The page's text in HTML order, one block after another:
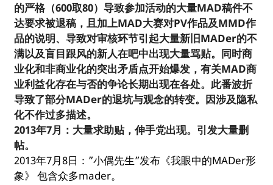
的严格（600取80）导致参加活动的大量MAD稿件不
达要求被退稿，且加上MAD大赛对PV作品及MMD作
品的说明、导致对审核环节引起大量新旧MADer的不
满以及盲目跟风的新人在吧中出现大量骂贴。同时商
业化和非商业化的突出矛盾点开始爆发，有关MAD商
业利益化存在与否的争论长期出现在各处。此番波折
导致了部分MADer的退坑与观念的转变。因涉及隐私
化不作过多描述。
2013年7月：大量求助贴，伸手党出现。引发大量删
帖。
2013年7月8日：”小偶先生”发布《我眼中的MADer形
象》 包含众多mader。